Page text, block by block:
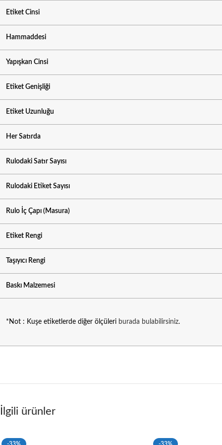
Etiket Cinsi
Hammaddesi
Yapışkan Cinsi
Etiket Genişliği
Etiket Uzunluğu
Her Satırda
Rulodaki Satır Sayısı
Rulodaki Etiket Sayısı
Rulo İç Çapı (Masura)
Etiket Rengi
Taşıyıcı Rengi
Baskı Malzemesi
*Not : Kuşe etiketlerde diğer ölçüleri burada bulabilirsiniz.
İlgili ürünler